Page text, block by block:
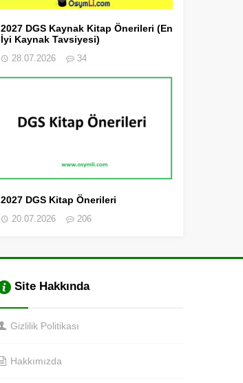
2027 DGS Kaynak Kitap Önerileri (En
İyi Kaynak Tavsiyesi)
28.07.2026 34
2027 DGS Kitap Önerileri
20.07.2026 206
Site Hakkında
Gizlilik Politikası
Hakkımızda